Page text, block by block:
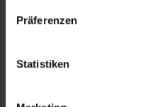
Präferenzen
Statistiken
perfekte
Dabei können Sie bei